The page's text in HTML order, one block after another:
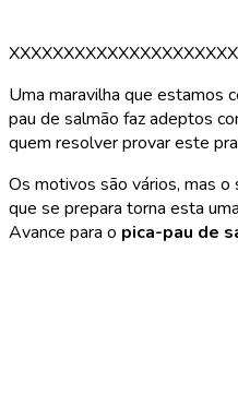
Uma maravilha que estamos
pau de salmão faz adeptos
quem resolver provar este
Os motivos são vários, mas o
que se prepara torna esta
Avance para o pica-pau de